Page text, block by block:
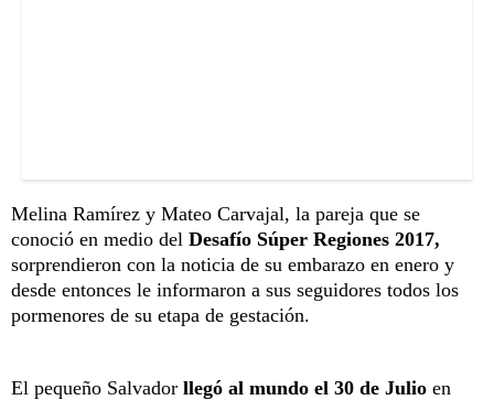
Melina Ramírez y Mateo Carvajal, la pareja que se
conoció en medio del Desafío Súper Regiones 2017,
sorprendieron con la noticia de su embarazo en enero y
desde entonces le informaron a sus seguidores todos los
pormenores de su etapa de gestación.
El pequeño Salvador llegó al mundo el 30 de Julio en